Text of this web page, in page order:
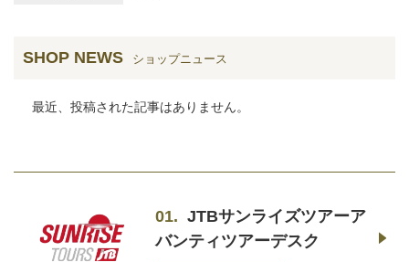
SHOP NEWS ショップニュース
最近、投稿された記事はありません。
01. JTBサンライズツアーア
バンティツアーデスク